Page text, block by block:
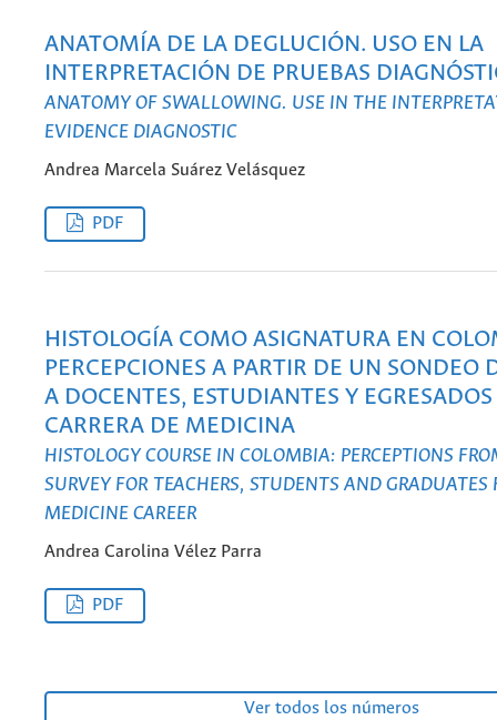
ANATOMÍA DE LA DEGLUCIÓN. USO EN LA
INTERPRETACIÓN DE PRUEBAS
ANATOMY OF SWALLOWING. USE IN THE
EVIDENCE DIAGNOSTIC
Andrea Marcela Suárez Velásquez
PDF
HISTOLOGÍA COMO ASIGNATURA EN
PERCEPCIONES A PARTIR DE UN SONDEO
A DOCENTES, ESTUDIANTES Y
CARRERA DE MEDICINA
HISTOLOGY COURSE IN COLOMBIA: PERCEPTIONS
SURVEY FOR TEACHERS, STUDENTS AND GRADUATES
MEDICINE CAREER
Andrea Carolina Vélez Parra
PDF
Ver todos los números